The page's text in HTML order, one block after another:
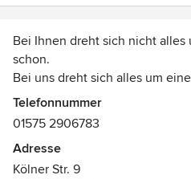
Bei Ihnen dreht sich nicht alles
schon.
Bei uns dreht sich alles um
Umsetzung der
Wünsche. Beste
Seit über 25 Jahren sind wir im
Telefonnummer
01575 2906783
Adresse
Kölner Str. 9